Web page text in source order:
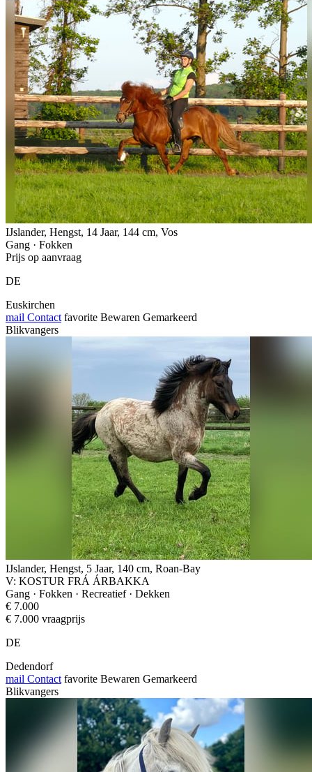
IJslander, Hengst, 14 Jaar, 144 cm, Vos
Gang · Fokken
Prijs op aanvraag
DE
Euskirchen
mail Contact favorite Bewaren Gemarkeerd
Blikvangers
IJslander, Hengst, 5 Jaar, 140 cm, Roan-Bay
V: KOSTUR FRÁ ÁRBAKKA
Gang · Fokken · Recreatief · Dekken
€ 7.000
€ 7.000 vraagprijs
DE
Dedendorf
mail Contact favorite Bewaren Gemarkeerd
Blikvangers